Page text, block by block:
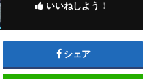
いいねしよう！
シェア